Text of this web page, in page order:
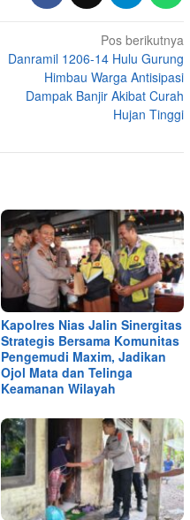
Pos berikutnya
Danramil 1206-14 Hulu Gurung
Himbau Warga Antisipasi
Dampak Banjir Akibat Curah
Hujan Tinggi
Kapolres Nias Jalin Sinergitas
Strategis Bersama Komunitas
Pengemudi Maxim, Jadikan
Ojol Mata dan Telinga
Keamanan Wilayah